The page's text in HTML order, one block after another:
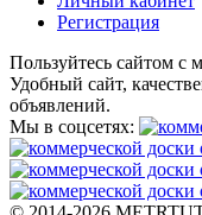
Регистрация
Пользуйтесь сайтом с
Удобный сайт,
объявлений.
Мы в соцсетях: